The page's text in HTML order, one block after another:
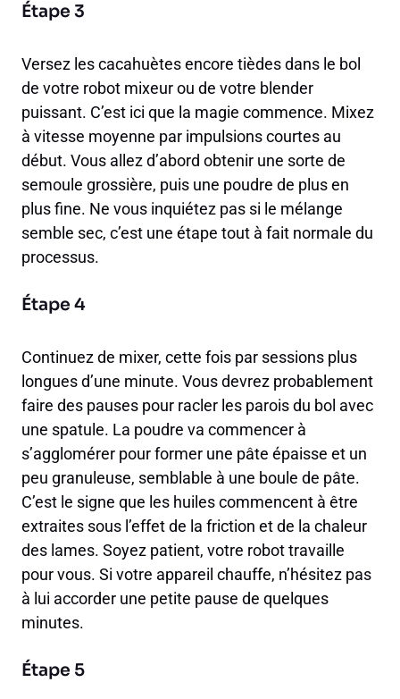
Étape 3
Versez les cacahuètes encore tièdes dans le bol
de votre robot mixeur ou de votre blender
puissant. C’est ici que la magie commence. Mixez
à vitesse moyenne par impulsions courtes au
début. Vous allez d’abord obtenir une sorte de
semoule grossière, puis une poudre de plus en
plus fine. Ne vous inquiétez pas si le mélange
semble sec, c’est une étape tout à fait normale du
processus.
Étape 4
Continuez de mixer, cette fois par sessions plus
longues d’une minute. Vous devrez probablement
faire des pauses pour racler les parois du bol avec
une spatule. La poudre va commencer à
s’agglomérer pour former une pâte épaisse et un
peu granuleuse, semblable à une boule de pâte.
C’est le signe que les huiles commencent à être
extraites sous l’effet de la friction et de la chaleur
des lames. Soyez patient, votre robot travaille
pour vous. Si votre appareil chauffe, n’hésitez pas
à lui accorder une petite pause de quelques
minutes.
Étape 5